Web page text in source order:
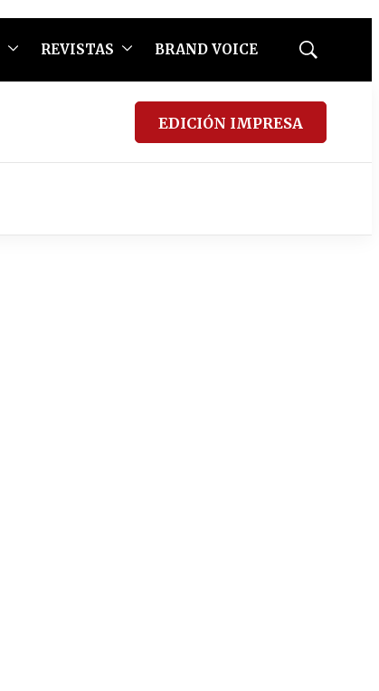
REVISTAS BRAND VOICE
Mostrar
EDICIÓN IMPRESA